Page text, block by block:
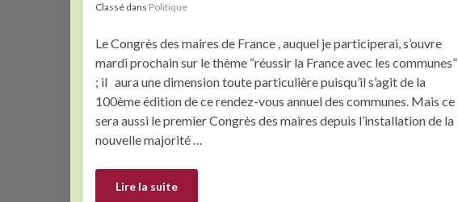
Classé dans Politique
Le Congrès des maires de France , auquel je participerai, s’ouvre
mardi prochain sur le thème “réussir la France avec les communes”
; il aura une dimension toute particulière puisqu’il s’agit de la
100ème édition de ce rendez-vous annuel des communes. Mais ce
sera aussi le premier Congrès des maires depuis l’installation de la
nouvelle majorité …
Lire la suite